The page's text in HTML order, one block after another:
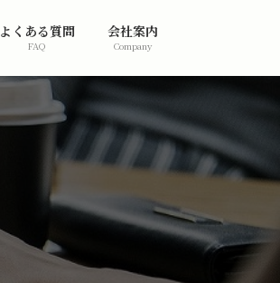
よくある質問
FAQ
会社案内
Company